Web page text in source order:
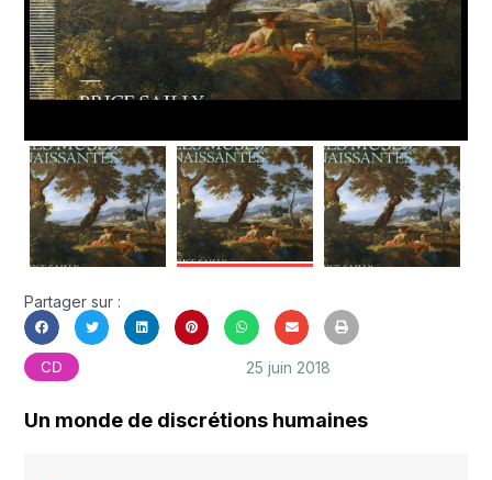
Partager sur :
CD 25 juin 2018
Un monde de discrétions humaines